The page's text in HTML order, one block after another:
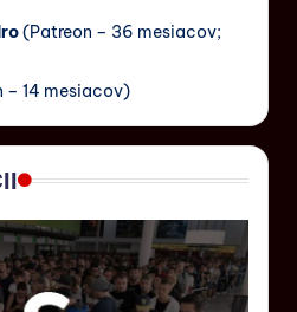
(Patreon – 36 mesiacov;
– 14 mesiacov)